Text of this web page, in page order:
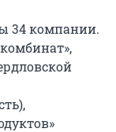
34 компании.